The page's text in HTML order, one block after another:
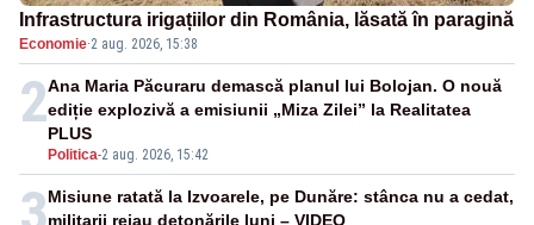
Infrastructura irigațiilor din România, lăsată în paragină
Economie·2 aug. 2026, 15:38
2
Politica-2 aug. 2026, 15:42
Ana Maria Păcuraru demască planul lui Bolojan. O nouă
ediție explozivă a emisiunii „Miza Zilei” la Realitatea
PLUS
Misiune ratată la Izvoarele, pe Dunăre: stânca nu a cedat,
militarii reiau detonările luni – VIDEO